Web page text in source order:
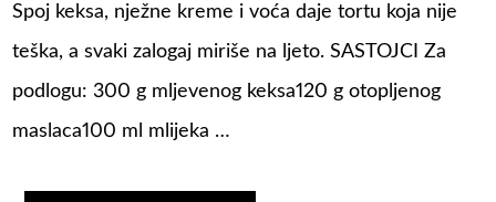
Spoj keksa, nježne kreme i voća daje tortu koja nije
teška, a svaki zalogaj miriše na ljeto. SASTOJCI Za
podlogu: 300 g mljevenog keksa120 g otopljenog
maslaca100 ml mlijeka …